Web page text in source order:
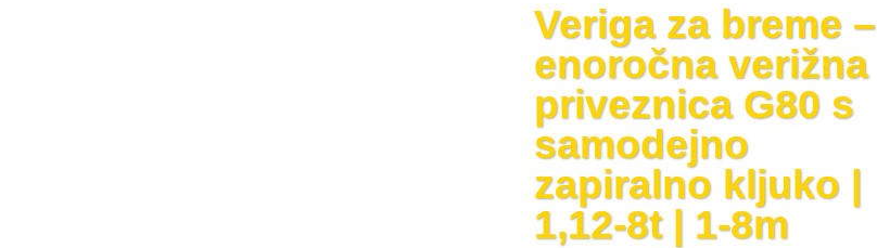
Veriga za breme –
enoročna verižna
priveznica G80 s
samodejno
zapiralno kljuko |
1,12-8t | 1-8m